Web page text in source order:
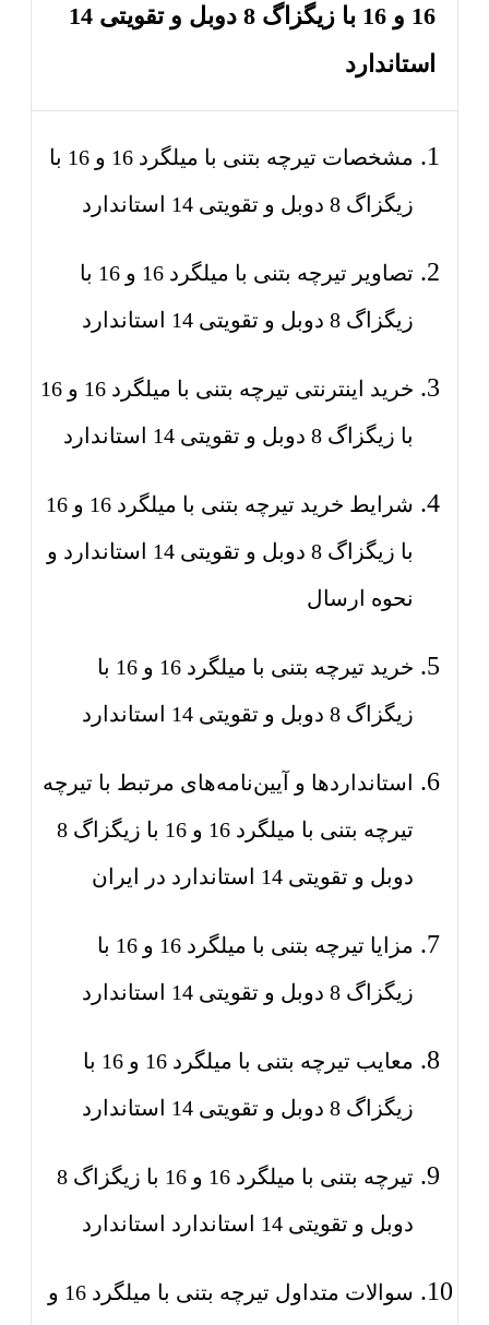
16 و 16 با زیگزاگ 8 دوبل و تقویتی 14
استاندارد
مشخصات تیرچه بتنی با میلگرد 16 و 16 با
زیگزاگ 8 دوبل و تقویتی 14 استاندارد
تصاویر تیرچه بتنی با میلگرد 16 و 16 با
زیگزاگ 8 دوبل و تقویتی 14 استاندارد
خرید اینترنتی تیرچه بتنی با میلگرد 16 و 16
با زیگزاگ 8 دوبل و تقویتی 14 استاندارد
شرایط خرید تیرچه بتنی با میلگرد 16 و 16
با زیگزاگ 8 دوبل و تقویتی 14 استاندارد و
نحوه ارسال
خرید تیرچه بتنی با میلگرد 16 و 16 با
زیگزاگ 8 دوبل و تقویتی 14 استاندارد
استانداردها و آیین‌نامه‌های مرتبط با تیرچه
تیرچه بتنی با میلگرد 16 و 16 با زیگزاگ 8
دوبل و تقویتی 14 استاندارد در ایران
مزایا تیرچه بتنی با میلگرد 16 و 16 با
زیگزاگ 8 دوبل و تقویتی 14 استاندارد
معایب تیرچه بتنی با میلگرد 16 و 16 با
زیگزاگ 8 دوبل و تقویتی 14 استاندارد
تیرچه بتنی با میلگرد 16 و 16 با زیگزاگ 8
دوبل و تقویتی 14 استاندارد استاندارد
سوالات متداول تیرچه بتنی با میلگرد 16 و